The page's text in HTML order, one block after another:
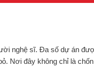
nghệ sĩ. Đa số dự án
Nơi đây không chỉ là